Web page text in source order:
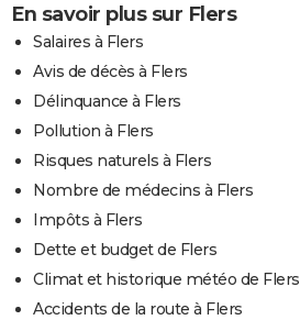
En savoir plus sur Flers
Salaires à Flers
Avis de décès à Flers
Délinquance à Flers
Pollution à Flers
Risques naturels à Flers
Nombre de médecins à Flers
Impôts à Flers
Dette et budget de Flers
Climat et historique météo de Flers
Accidents de la route à Flers